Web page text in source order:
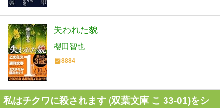
失われた貌
櫻田智也
8884
私はチクワに殺されます (双葉文庫 こ 33-01)をシ